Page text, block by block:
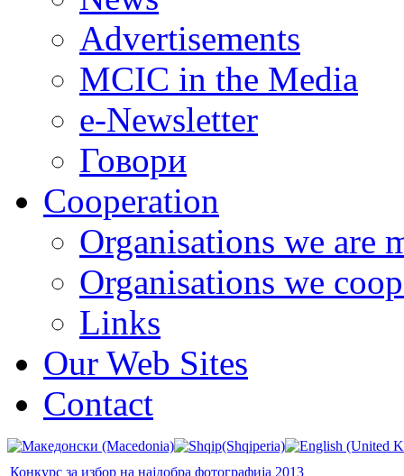
Advertisements
MCIC in the Media
e-Newsletter
Говори
Cooperation
Organisations we are
Organisations we
Links
Our Web Sites
Contact
Конкурс за избор на најдобра фотографија 2013